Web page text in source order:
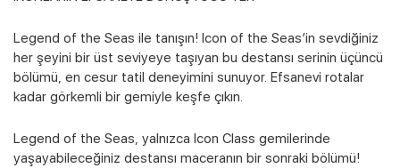
Legend of the Seas ile tanışın! Icon of the Seas’in sevdiğiniz
her şeyini bir üst seviyeye taşıyan bu destansı serinin üçüncü
bölümü, en cesur tatil deneyimini sunuyor. Efsanevi rotalar
kadar görkemli bir gemiyle keşfe çıkın.
Legend of the Seas, yalnızca Icon Class gemilerinde
yaşayabileceğiniz destansı maceranın bir sonraki bölümü!